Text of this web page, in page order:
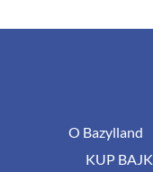
O Bazylland
KUP